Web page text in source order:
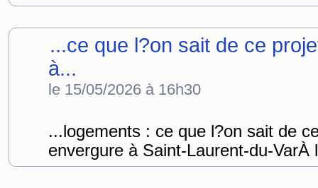
...ce que l?on sait de ce
à...
le 15/05/2026 à 16h30
...logements : ce que l?on sait de
envergure à Saint-Laurent-du-